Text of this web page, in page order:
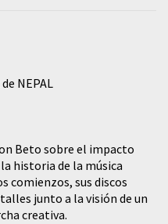
NEPAL
Beto sobre el impacto
historia de la música
comienzos, sus discos
junto a la visión de un
creativa.